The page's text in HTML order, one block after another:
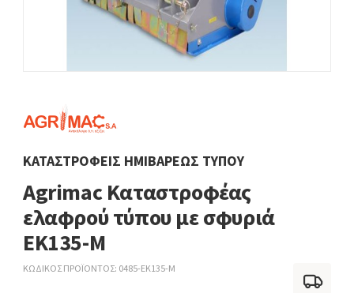
ΚΑΤΑΣΤΡΟΦΕΊΣ ΗΜΙΒΑΡΈΩΣ ΤΎΠΟΥ
Agrimac Καταστροφέας
ελαφρού τύπου με σφυριά
EK135-M
ΚΩΔΙΚΟΣ ΠΡΟΪΟΝΤΟΣ 0485-EK135-M